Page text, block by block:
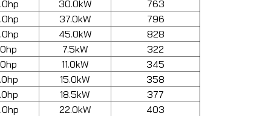
30.0kW
763
37.0kW
796
45.0kW
828
7.5kW
322
11.0kW
345
15.0kW
358
18.5kW
377
22.0kW 403